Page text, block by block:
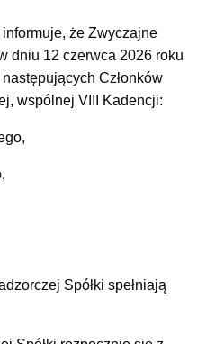
że Zwyczajne
dniu 12 czerwca 2026 roku
następujących Członków
wspólnej VIII Kadencji:
Spółki spełniają